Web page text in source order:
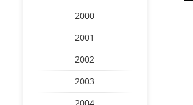
2000
2001
2002
2003